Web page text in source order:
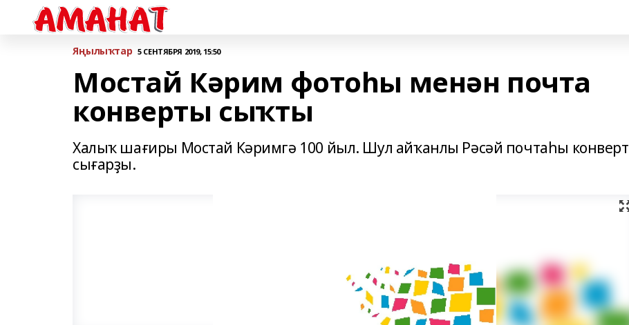
Яңылыҡтар 5 СЕНТЯБРЯ 2019, 15:50
Мостай Кәрим фотоһы менән почта
конверты сыҡты
Халыҡ шағиры Мостай Кәримгә 100 йыл. Шул айҡанлы Рәсәй почтаһы конверт
сығарҙы.